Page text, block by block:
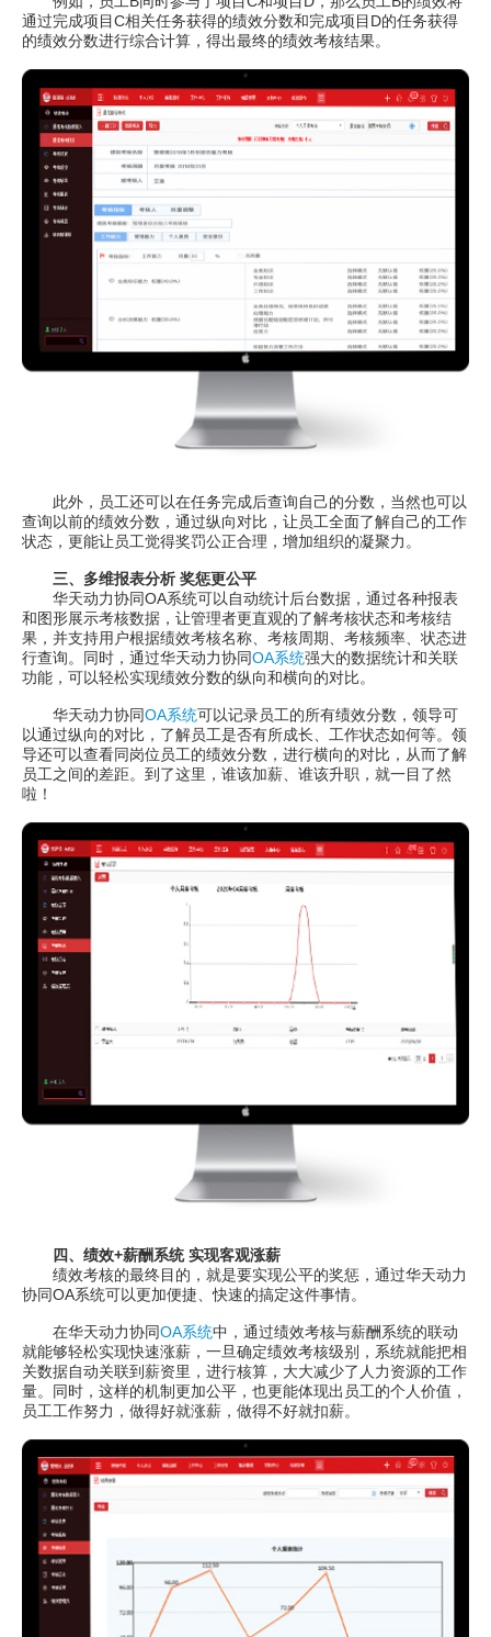
通过完成项目C相关任务获得的绩效分数和完成项目D的任务获得
的绩效分数进行综合计算，得出最终的绩效考核结果。
此外，员工还可以在任务完成后查询自己的分数，当然也可以
查询以前的绩效分数，通过纵向对比，让员工全面了解自己的工作
状态，更能让员工觉得奖罚公正合理，增加组织的凝聚力。
三、多维报表分析 奖惩更公平
华天动力协同OA系统可以自动统计后台数据，通过各种报表
和图形展示考核数据，让管理者更直观的了解考核状态和考核结
果，并支持用户根据绩效考核名称、考核周期、考核频率、状态进
行查询。同时，通过华天动力协同OA系统强大的数据统计和关联
功能，可以轻松实现绩效分数的纵向和横向的对比。
华天动力协同OA系统可以记录员工的所有绩效分数，领导可
以通过纵向的对比，了解员工是否有所成长、工作状态如何等。领
导还可以查看同岗位员工的绩效分数，进行横向的对比，从而了解
员工之间的差距。到了这里，谁该加薪、谁该升职，就一目了然
啦！
四、绩效+薪酬系统 实现客观涨薪
绩效考核的最终目的，就是要实现公平的奖惩，通过华天动力
协同OA系统可以更加便捷、快速的搞定这件事情。
在华天动力协同OA系统中，通过绩效考核与薪酬系统的联动
就能够轻松实现快速涨薪，一旦确定绩效考核级别，系统就能把相
关数据自动关联到薪资里，进行核算，大大减少了人力资源的工作
量。同时，这样的机制更加公平，也更能体现出员工的个人价值，
员工工作努力，做得好就涨薪，做得不好就扣薪。